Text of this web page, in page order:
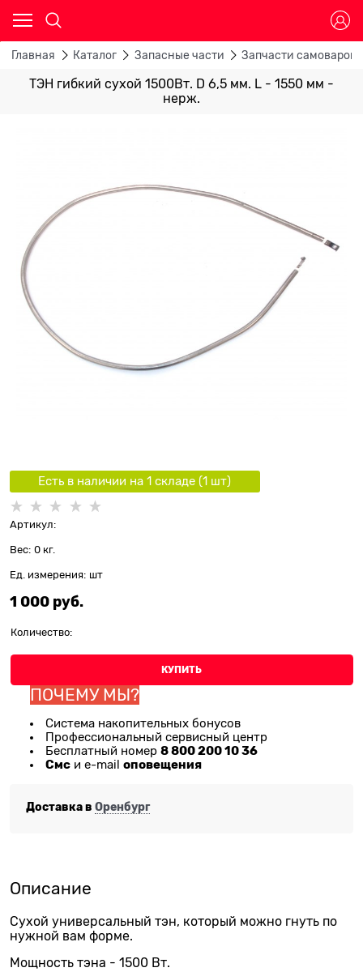
Главная Каталог Запасные части Запчасти
ТЭН гибкий сухой 1500Вт. D 6,5 мм. L - 1550 мм -
нерж.
Есть в наличии на 1 складe (1 шт)
Артикул:
Вес: 0 кг.
Ед. измерения: шт
1 000 руб.
Количество:
КУПИТЬ
ПОЧЕМУ МЫ?
Система накопительных бонусов
Профессиональный сервисный центр
Бесплатный номер 8 800 200 10 36
Смс и e-mail оповещения
Доставка в Оренбург
Описание
Сухой универсальный тэн, который можно гнуть по
нужной вам форме.
Мощность тэна - 1500 Вт.